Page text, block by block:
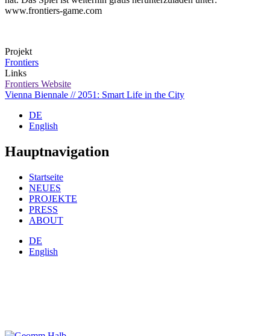
www.frontiers-game.com
Projekt
Frontiers
Links
Frontiers Website
Vienna Biennale // 2051: Smart Life in the City
DE
English
Hauptnavigation
Startseite
NEUES
PROJEKTE
PRESS
ABOUT
DE
English